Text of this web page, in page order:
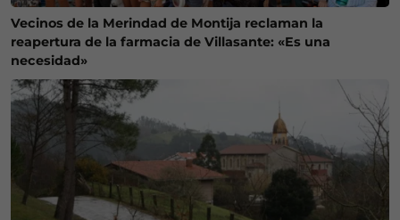
Vecinos de la Merindad de Montija reclaman la
reapertura de la farmacia de Villasante: «Es una
necesidad»